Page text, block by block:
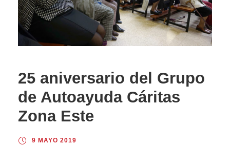
25 aniversario del Grupo
de Autoayuda Cáritas
Zona Este
9 MAYO 2019